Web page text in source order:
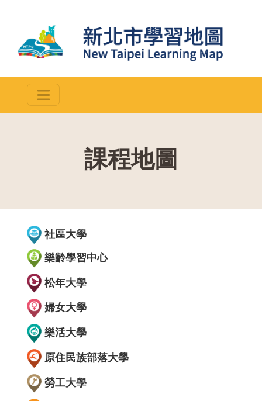
課程地圖
社區大學
樂齡學習中心
松年大學
婦女大學
樂活大學
原住民族部落大學
勞工大學